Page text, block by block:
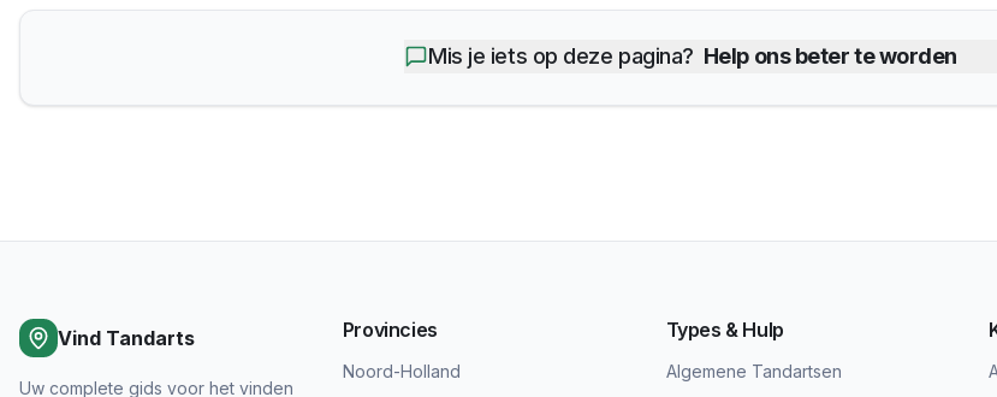
Mis je iets op deze pagina? Help ons beter te worden
Vind Tandarts
Uw complete gids voor het vinden
Provincies
Noord-Holland
Types & Hulp
Algemene Tandartsen